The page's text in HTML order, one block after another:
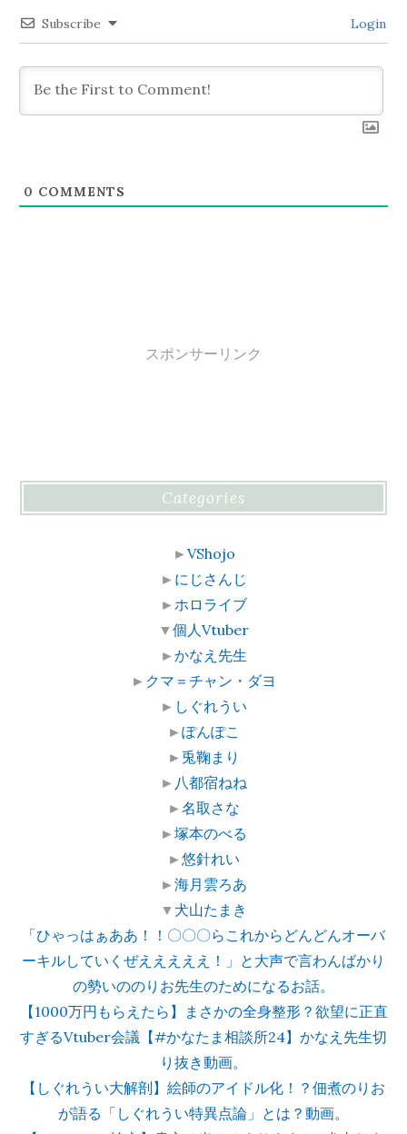
シ
ョ
ン
Subscribe Login
0 COMMENTS
スポンサーリンク
Categories
►VShojo
► にじさんじ
► ホロライブ
▼個人Vtuber
►かなえ先生
► クマ＝チャン・ダヨ
► しぐれうい
►ぽんぽこ
► 兎鞠まり
► 八都宿ねね
►名取さな
►塚本のべる
►悠針れい
►海月雲ろあ
▼ 犬山たまき
「ひゃっはぁああ！！〇〇〇らこれからどんどんオーバ
ーキルしていくぜえええええ！」と大声で言わんばかり
の勢いののりお先生のためになるお話。
【1000万円もらえたら】まさかの全身整形？欲望に正直
すぎるVtuber会議【#かなたま相談所24】かなえ先生切
り抜き動画。
【しぐれうい大解剖】絵師のアイドル化！？佃煮のりお
が語る「しぐれうい特異点論」とは？動画。